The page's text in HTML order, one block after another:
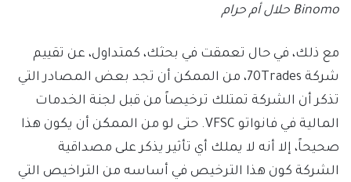
Binomo حلال أم حرام
مع ذلك، في حال تعمقت في بحثك، كمتداول، عن تقييم
شركة 70Trades، من الممكن أن تجد بعض المصادر التي
تذكر أن الشركة تمتلك ترخيصاً من قبل لجنة الخدمات
المالية في فانواتو VFSC. حتى لو من الممكن أن يكون هذا
صحيحاً، إلا أنه لا يملك أي تأثير يذكر على مصداقية
الشركة كون هذا الترخيص في أساسه من التراخيص التي